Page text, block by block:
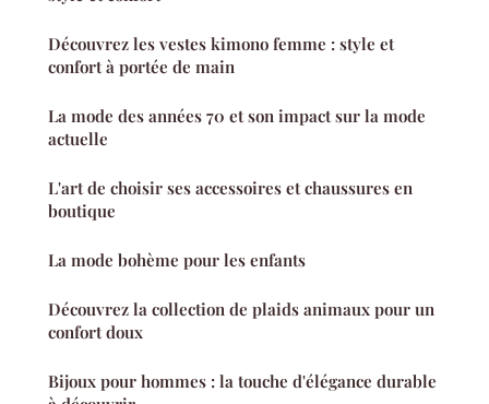
Découvrez les vestes kimono femme : style et
confort à portée de main
La mode des années 70 et son impact sur la mode
actuelle
L'art de choisir ses accessoires et chaussures en
boutique
La mode bohème pour les enfants
Découvrez la collection de plaids animaux pour un
confort doux
Bijoux pour hommes : la touche d'élégance durable